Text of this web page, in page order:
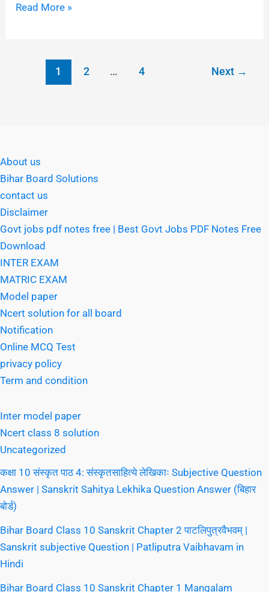
Read More »
1 2 … 4 Next →
About us
Bihar Board Solutions
contact us
Disclaimer
Govt jobs pdf notes free | Best Govt Jobs PDF Notes Free
Download
INTER EXAM
MATRIC EXAM
Model paper
Ncert solution for all board
Notification
Online MCQ Test
privacy policy
Term and condition
Inter model paper
Ncert class 8 solution
Uncategorized
कक्षा 10 संस्कृत पाठ 4: संस्कृतसाहित्ये लेखिकाः Subjective Question
Answer | Sanskrit Sahitya Lekhika Question Answer (बिहार
बोर्ड)
Bihar Board Class 10 Sanskrit Chapter 2 पाटलिपुत्रवैभवम् |
Sanskrit subjective Question | Patliputra Vaibhavam in
Hindi
Bihar Board Class 10 Sanskrit Chapter 1 Mangalam